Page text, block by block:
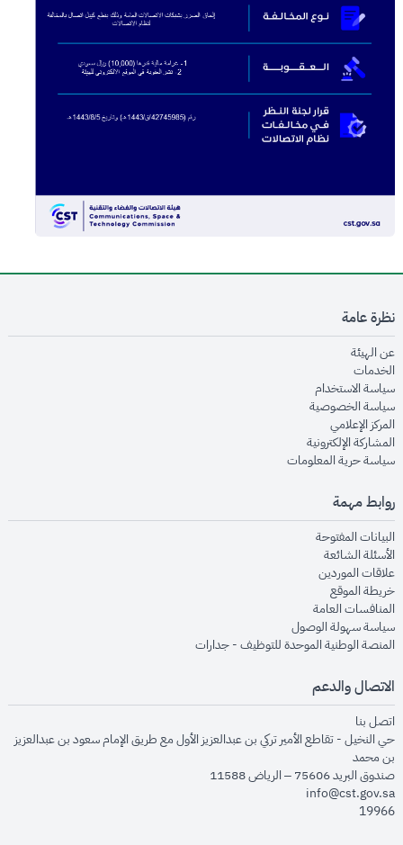
نظرة عامة
عن الهيئةopens in new window
الخدماتopens in new window
سياسة الاستخدام
سياسة الخصوصيةopens in new window
المركز الإعلاميopens in new window
المشاركة الإلكترونيةopens in new window
سياسة حرية المعلوماتopens in new window
روابط مهمة
البيانات المفتوحةopens in new window
الأسئلة الشائعةopens in new window
علاقات الموردينopens in new window
خريطة الموقعopens in new window
المنافسات العامةopens in new window
سياسة سهولة الوصولopens in new window
المنصة الوطنية الموحدة للتوظيف - جداراتopens in new window
الاتصال والدعم
اتصل بنا
حي النخيل - تقاطع الأمير تركي بن عبدالعزيز الأول مع طريق الإمام سعود بن عبدالعزيز
بن محمد
صندوق البريد 75606 – الرياض 11588
info@cst.gov.sa
19966